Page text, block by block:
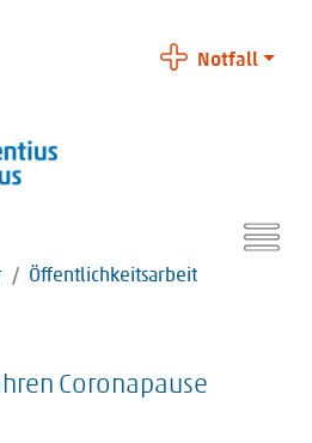
Notfall
Öffentlichkeitsarbeit
Coronapause